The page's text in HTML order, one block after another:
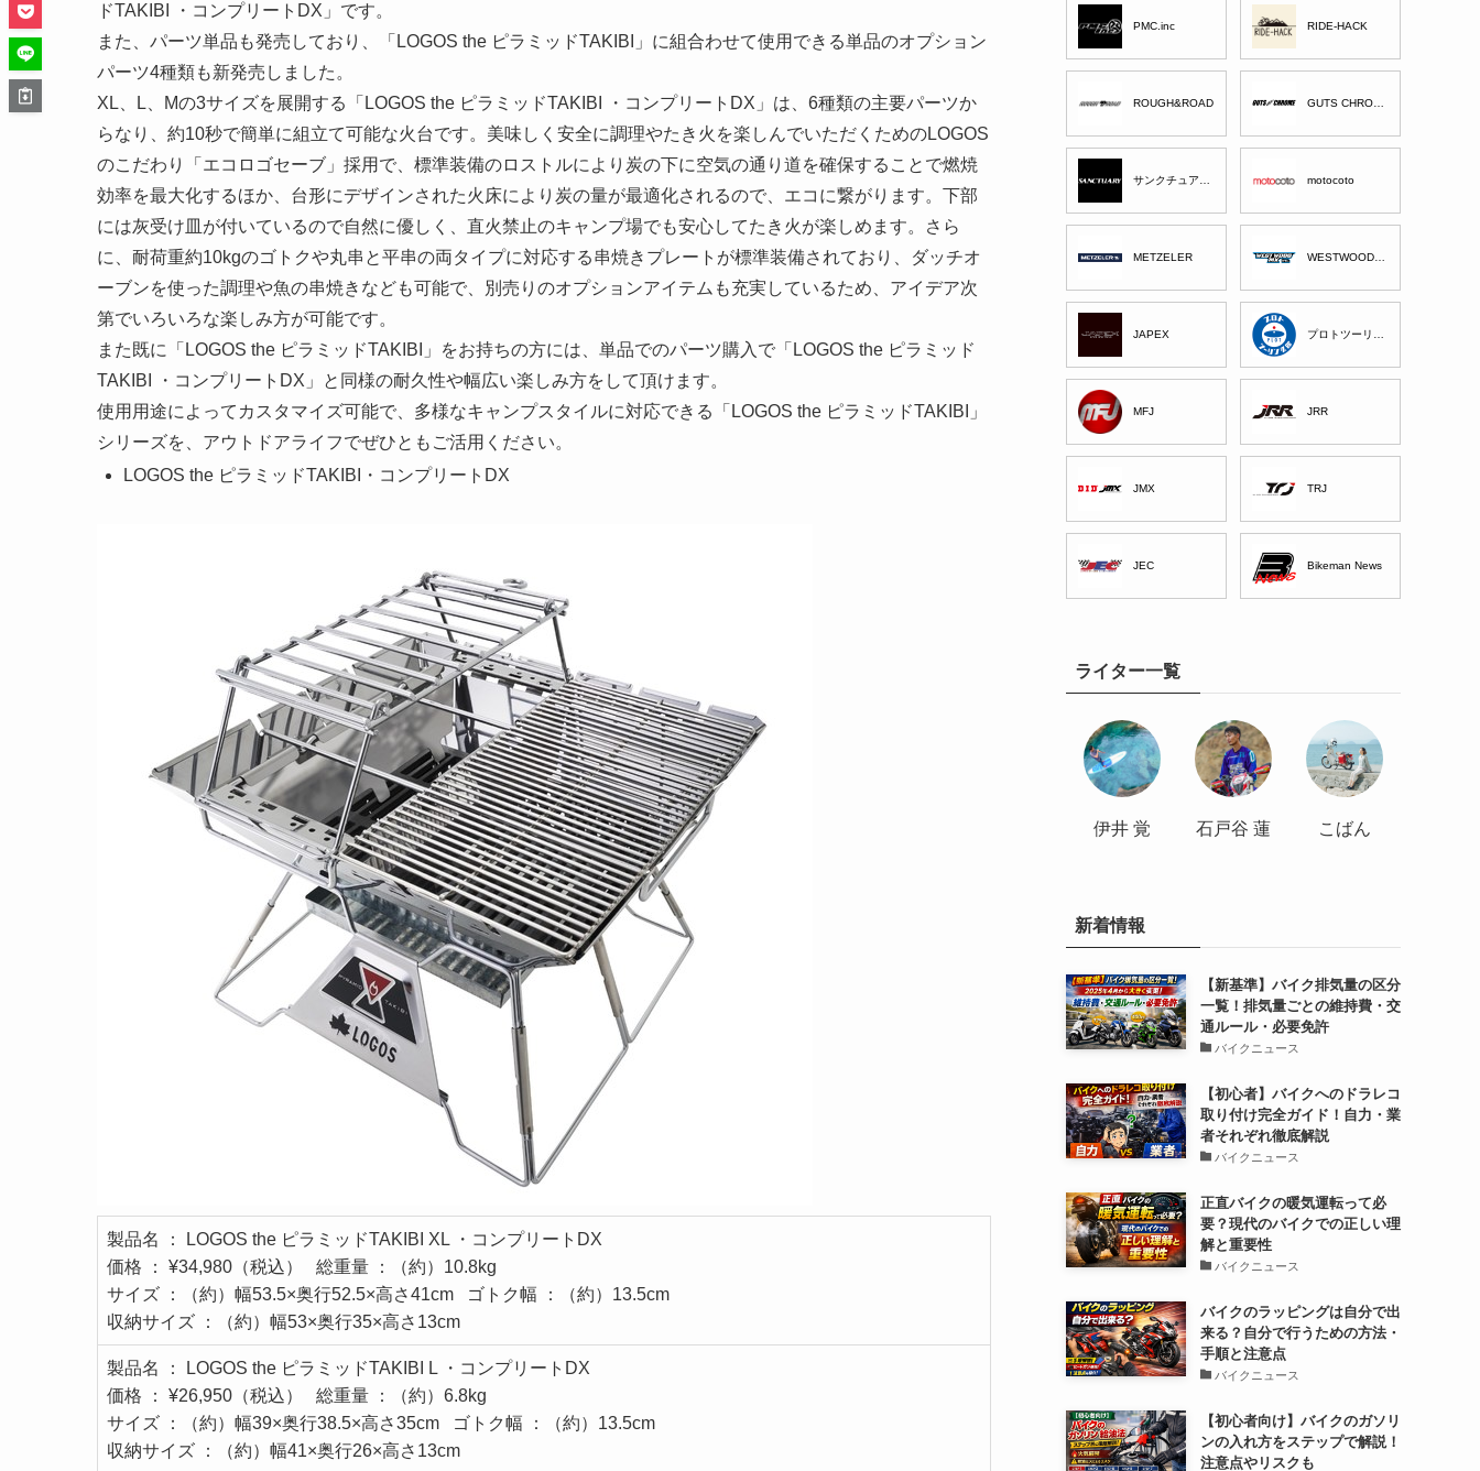
ドTAKIBI ・コンプリートDX」です。
また、パーツ単品も発売しており、「LOGOS the ピラミッドTAKIBI」に組合わせて使用できる単品のオプション
パーツ4種類も新発売しました。
XL、L、Mの3サイズを展開する「LOGOS the ピラミッドTAKIBI ・コンプリートDX」は、6種類の主要パーツか
らなり、約10秒で簡単に組立て可能な火台です。美味しく安全に調理やたき火を楽しんでいただくためのLOGOS
のこだわり「エコロゴセーブ」採用で、標準装備のロストルにより炭の下に空気の通り道を確保することで燃焼
効率を最大化するほか、台形にデザインされた火床により炭の量が最適化されるので、エコに繋がります。下部
には灰受け皿が付いているので自然に優しく、直火禁止のキャンプ場でも安心してたき火が楽しめます。さら
に、耐荷重約10kgのゴトクや丸串と平串の両タイプに対応する串焼きプレートが標準装備されており、ダッチオ
ーブンを使った調理や魚の串焼きなども可能で、別売りのオプションアイテムも充実しているため、アイデア次
第でいろいろな楽しみ方が可能です。
また既に「LOGOS the ピラミッドTAKIBI」をお持ちの方には、単品でのパーツ購入で「LOGOS the ピラミッド
TAKIBI ・コンプリートDX」と同様の耐久性や幅広い楽しみ方をして頂けます。
使用用途によってカスタマイズ可能で、多様なキャンプスタイルに対応できる「LOGOS the ピラミッドTAKIBI」
シリーズを、アウトドアライフでぜひともご活用ください。
LOGOS the ピラミッドTAKIBI・コンプリートDX
製品名 ： LOGOS the ピラミッドTAKIBI XL ・コンプリートDX
価格 ： ¥34,980（税込） 総重量 ：（約）10.8kg
サイズ ：（約）幅53.5×奥行52.5×高さ41cm ゴトク幅 ：（約）13.5cm
収納サイズ ：（約）幅53×奥行35×高さ13cm
製品名 ： LOGOS the ピラミッドTAKIBI L ・コンプリートDX
価格 ： ¥26,950（税込） 総重量 ：（約）6.8kg
サイズ ：（約）幅39×奥行38.5×高さ35cm ゴトク幅 ：（約）13.5cm
収納サイズ ：（約）幅41×奥行26×高さ13cm
PMC.inc RIDE-HACK
ROUGH&ROAD GUTS CHROME
サンクチュアリー motocoto
METZELER WESTWOOD MX
JAPEX プロトツーリング部
MFJ JRR
JMX TRJ
JEC Bikeman News
ライター一覧
伊井 覚 石戸谷 蓮 こばん
新着情報
【新基準】バイク排気量の区分
一覧！排気量ごとの維持費・交
通ルール・必要免許
バイクニュース
【初心者】バイクへのドラレコ
取り付け完全ガイド！自力・業
者それぞれ徹底解説
バイクニュース
正直バイクの暖気運転って必
要？現代のバイクでの正しい理
解と重要性
バイクニュース
バイクのラッピングは自分で出
来る？自分で行うための方法・
手順と注意点
バイクニュース
【初心者向け】バイクのガソリ
ンの入れ方をステップで解説！
注意点やリスクも